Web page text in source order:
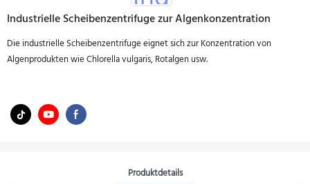
Industrielle Scheibenzentrifuge zur Algenkonzentration
Die industrielle Scheibenzentrifuge eignet sich zur Konzentration von
Algenprodukten wie Chlorella vulgaris, Rotalgen usw.
Produktdetails